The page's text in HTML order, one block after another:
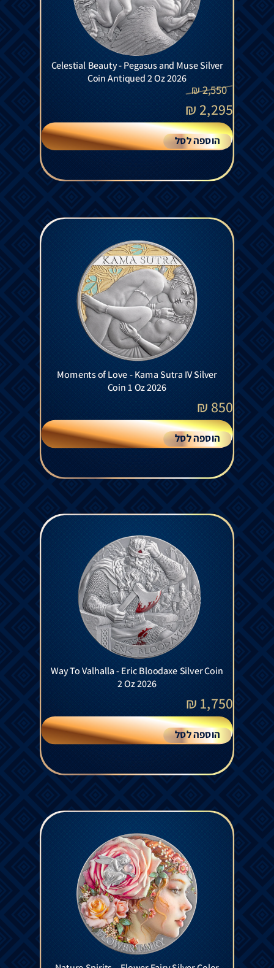
Celestial Beauty - Pegasus and Muse Silver
Coin Antiqued 2 Oz 2026
2,550
₪
2,295
₪
הוספה לסל
Moments of Love - Kama Sutra IV Silver
Coin 1 Oz 2026
850
₪
הוספה לסל
Way To Valhalla - Eric Bloodaxe Silver Coin
2 Oz 2026
1,750
₪
הוספה לסל